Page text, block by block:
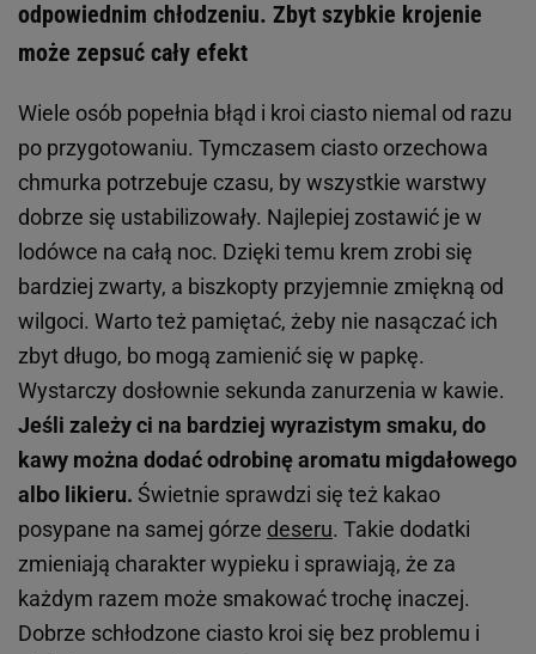
odpowiednim chłodzeniu. Zbyt szybkie krojenie
może zepsuć cały efekt
Wiele osób popełnia błąd i kroi ciasto niemal od razu
po przygotowaniu. Tymczasem ciasto orzechowa
chmurka potrzebuje czasu, by wszystkie warstwy
dobrze się ustabilizowały. Najlepiej zostawić je w
lodówce na całą noc. Dzięki temu krem zrobi się
bardziej zwarty, a biszkopty przyjemnie zmiękną od
wilgoci. Warto też pamiętać, żeby nie nasączać ich
zbyt długo, bo mogą zamienić się w papkę.
Wystarczy dosłownie sekunda zanurzenia w kawie.
Jeśli zależy ci na bardziej wyrazistym smaku, do
kawy można dodać odrobinę aromatu migdałowego
albo likieru. Świetnie sprawdzi się też kakao
posypane na samej górze deseru. Takie dodatki
zmieniają charakter wypieku i sprawiają, że za
każdym razem może smakować trochę inaczej.
Dobrze schłodzone ciasto kroi się bez problemu i